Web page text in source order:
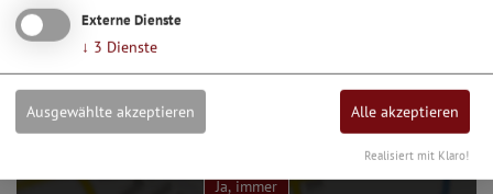
Möchten Sie von Google Maps bereitgestellte externe
Inhalte laden?
Ja, immer
Externe Dienste
↓ 3 Dienste
Ausgewählte akzeptieren Alle akzeptieren
Realisiert mit Klaro!